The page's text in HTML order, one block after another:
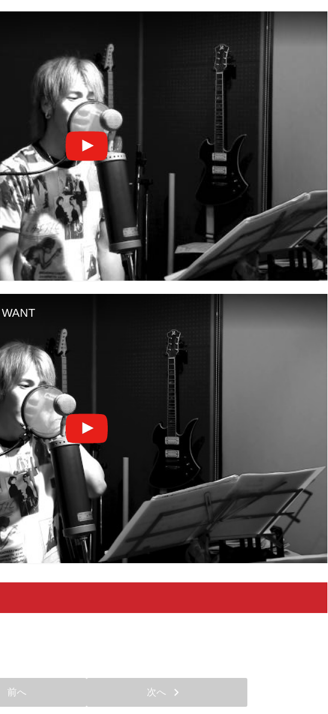
前へ 次へ chevron_right